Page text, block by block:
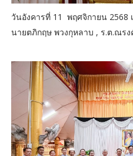
วันอังคารที่ 11 พฤศจิกายน 2568
นายตภิกฤษ พวงกุหลาบ , ร.ต.ณร